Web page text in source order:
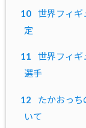
10
世界フィギ
定
11
世界フィギ
選手
12
たかおっ
いて